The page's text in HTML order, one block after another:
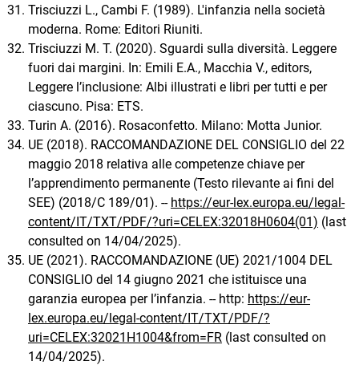
Trisciuzzi L., Cambi F. (1989). L'infanzia nella società
moderna. Rome: Editori Riuniti.
Trisciuzzi M. T. (2020). Sguardi sulla diversità. Leggere
fuori dai margini. In: Emili E.A., Macchia V., editors,
Leggere l’inclusione: Albi illustrati e libri per tutti e per
ciascuno. Pisa: ETS.
Turin A. (2016). Rosaconfetto. Milano: Motta Junior.
UE (2018). RACCOMANDAZIONE DEL CONSIGLIO del 22
maggio 2018 relativa alle competenze chiave per
l’apprendimento permanente (Testo rilevante ai fini del
SEE) (2018/C 189/01). -- https://eur-lex.europa.eu/legal-
content/IT/TXT/PDF/?uri=CELEX:32018H0604(01) (last
consulted on 14/04/2025).
UE (2021). RACCOMANDAZIONE (UE) 2021/1004 DEL
CONSIGLIO del 14 giugno 2021 che istituisce una
garanzia europea per l’infanzia. -- http: https://eur-
lex.europa.eu/legal-content/IT/TXT/PDF/?
uri=CELEX:32021H1004&from=FR (last consulted on
14/04/2025).